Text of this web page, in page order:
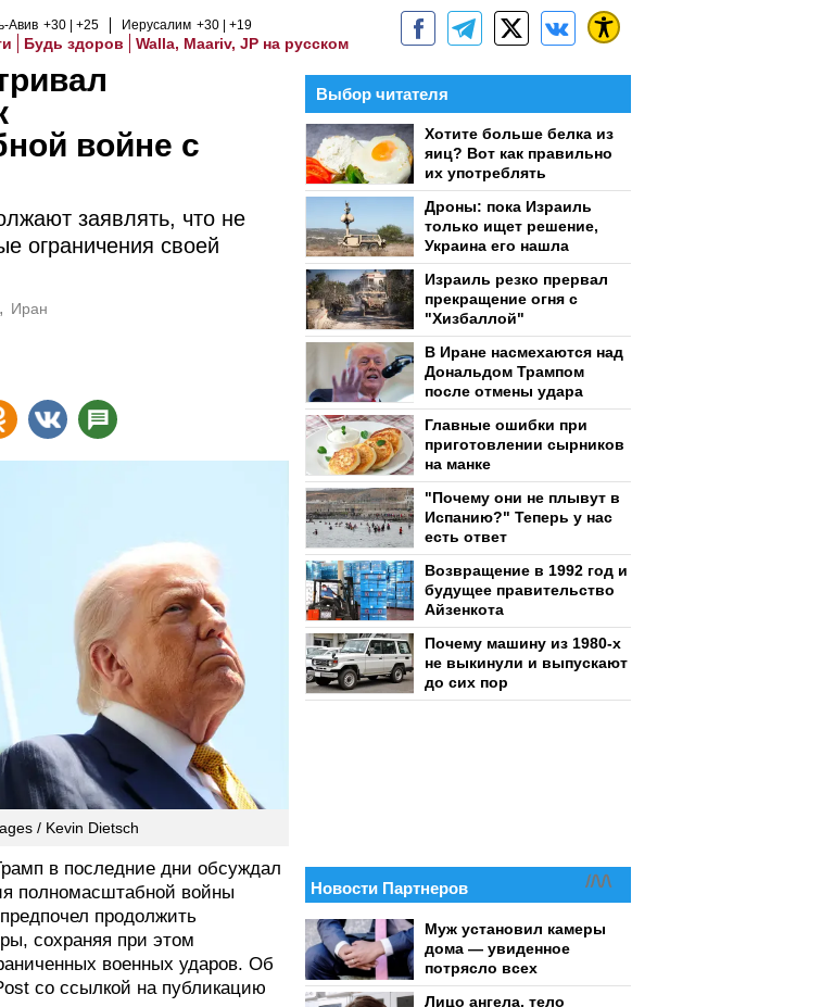
Авив +30 +25 Иерусалим +30 +19
Будь здоров Walla, Maariv, JP на русском
войне с
заявлять, что не
ограничения своей
Иран
/ Kevin Dietsch
в последние дни обсуждал
полномасштабной войны
продолжить
сохраняя при этом
военных ударов. Об
со ссылкой на публикацию
Выбор читателя
Хотите больше белка из
яиц? Вот как правильно
их употреблять
Дроны: пока Израиль
только ищет решение,
Украина его нашла
Израиль резко прервал
прекращение огня с
"Хизбаллой"
В Иране насмехаются над
Дональдом Трампом
после отмены удара
Главные ошибки при
приготовлении сырников
на манке
"Почему они не плывут в
Испанию?" Теперь у нас
есть ответ
Возвращение в 1992 год и
будущее правительство
Айзенкота
Почему машину из 1980-х
не выкинули и выпускают
до сих пор